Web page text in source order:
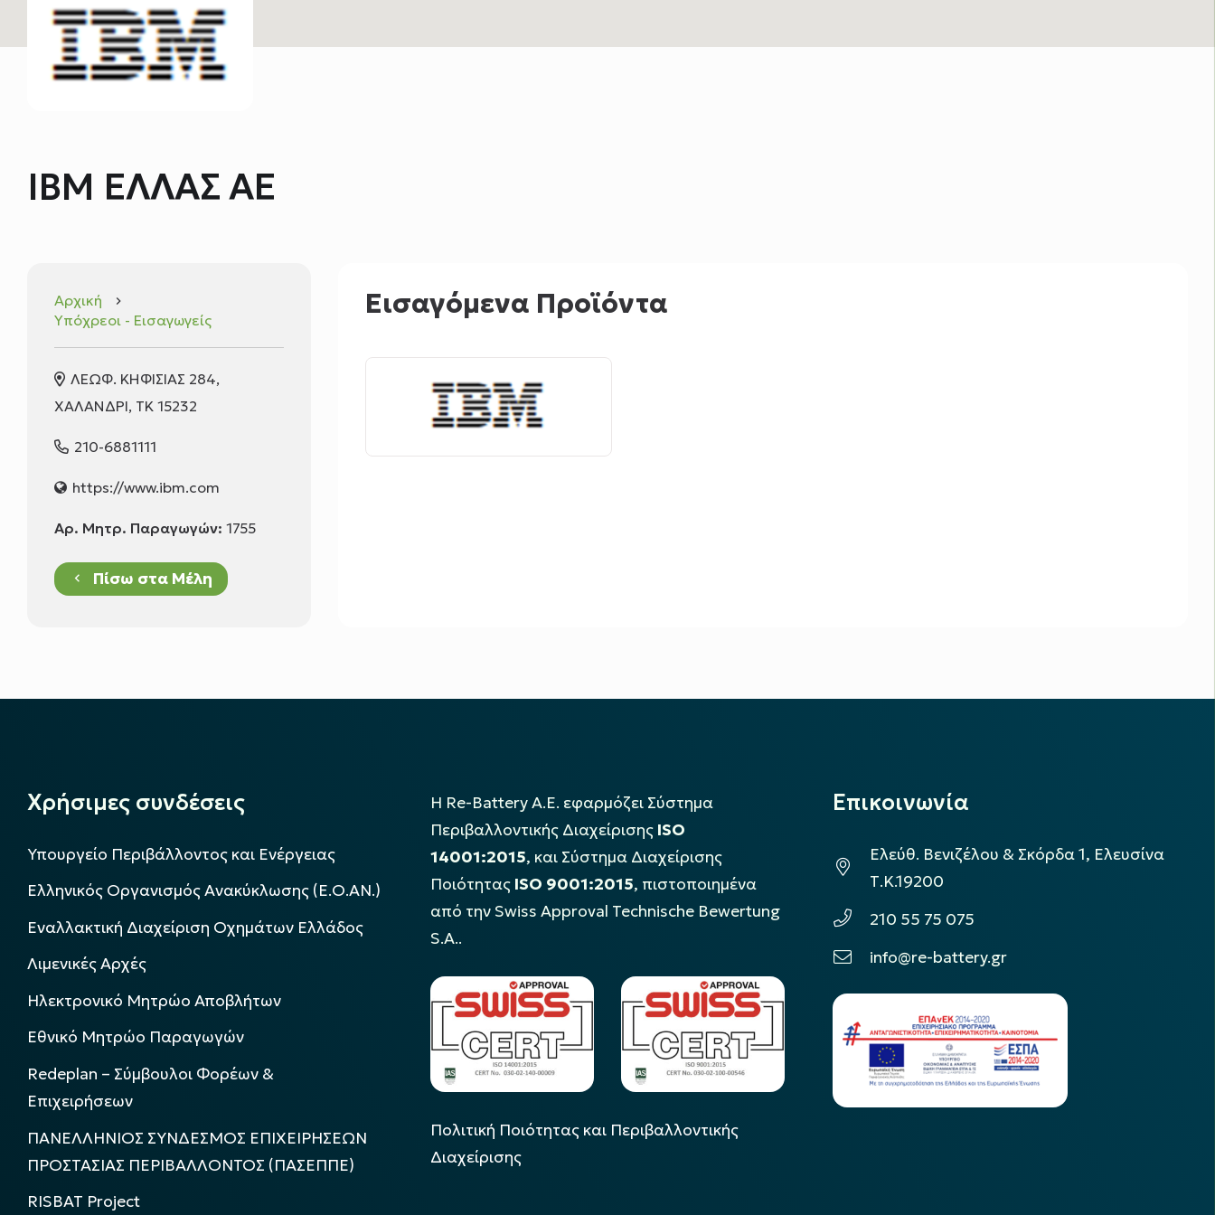
IBM ΕΛΛΑΣ ΑΕ
Αρχική keyboard_arrow_right
Υπόχρεοι - Εισαγωγείς
ΛΕΩΦ. ΚΗΦΙΣΙΑΣ 284,
ΧΑΛΑΝΔΡΙ, ΤΚ 15232
210-6881111
https://www.ibm.com
Αρ. Μητρ. Παραγωγών: 1755
keyboard_arrow_left Πίσω στα Μέλη
Εισαγόμενα Προϊόντα
Χρήσιμες συνδέσεις
Υπουργείο Περιβάλλοντος και Ενέργειας
Ελληνικός Οργανισμός Ανακύκλωσης (Ε.Ο.ΑΝ.)
Εναλλακτική Διαχείριση Οχημάτων Ελλάδος
Λιμενικές Αρχές
Ηλεκτρονικό Μητρώο Αποβλήτων
Εθνικό Μητρώο Παραγωγών
Redeplan – Σύμβουλοι Φορέων &
Επιχειρήσεων
ΠΑΝΕΛΛΗΝΙΟΣ ΣΥΝΔΕΣΜΟΣ ΕΠΙΧΕΙΡΗΣΕΩΝ
ΠΡΟΣΤΑΣΙΑΣ ΠΕΡΙΒΑΛΛΟΝΤΟΣ (ΠΑΣΕΠΠΕ)
RISBAT Project
Η Re-Battery Α.Ε. εφαρμόζει Σύστημα
Περιβαλλοντικής Διαχείρισης ISO
14001:2015, και Σύστημα Διαχείρισης
Ποιότητας ISO 9001:2015, πιστοποιημένα
από την Swiss Approval Technische Bewertung
S.A..
Πολιτική Ποιότητας και Περιβαλλοντικής
Διαχείρισης
Επικοινωνία
Ελεύθ. Βενιζέλου & Σκόρδα 1, Ελευσίνα
Τ.Κ.19200
210 55 75 075
info@re-battery.gr